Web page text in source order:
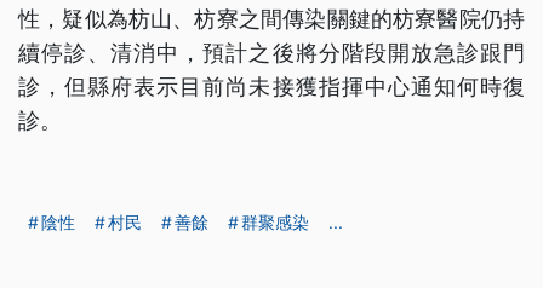
性，疑似為枋山、枋寮之間傳染關鍵的枋寮醫院仍持
續停診、清消中，預計之後將分階段開放急診跟門
診，但縣府表示目前尚未接獲指揮中心通知何時復
診。
陰性 村民 善餘 群聚感染 ...